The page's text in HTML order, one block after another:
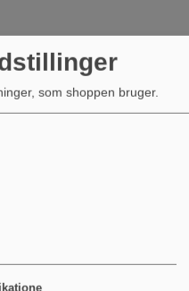
som shoppen bruger.